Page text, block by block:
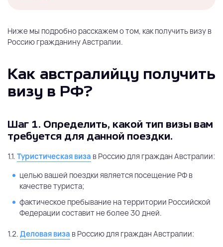
Ниже мы подробно расскажем о том, как получить визу в
Россию гражданину Австралии.
Как австралийцу получить
визу в РФ?
Шаг 1. Определить, какой тип визы вам
требуется для данной поездки.
1.1.Туристическая виза в Россию для граждан Австралии:
целью вашей поездки является посещение РФ в
качестве туриста;
фактическое пребывание на территории Российской
Федерации составит не более 30 дней.
1.2.Деловая виза в Россию для граждан Австралии: